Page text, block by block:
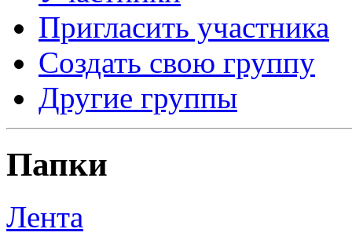
Пригласить участника
Создать свою группу
Другие группы
Папки
Лента